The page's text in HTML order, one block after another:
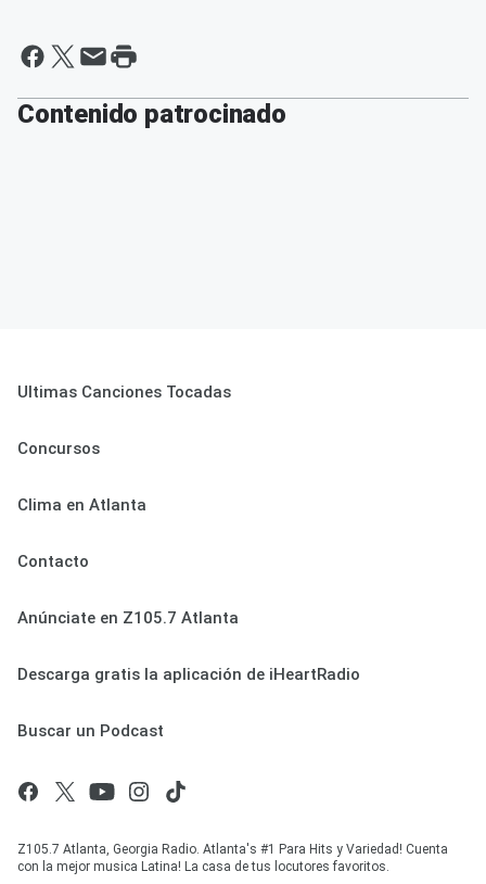
Contenido patrocinado
Ultimas Canciones Tocadas
Concursos
Clima en Atlanta
Contacto
Anúnciate en Z105.7 Atlanta
Descarga gratis la aplicación de iHeartRadio
Buscar un Podcast
Z105.7 Atlanta, Georgia Radio. Atlanta's #1 Para Hits y Variedad! Cuenta
con la mejor musica Latina! La casa de tus locutores favoritos.